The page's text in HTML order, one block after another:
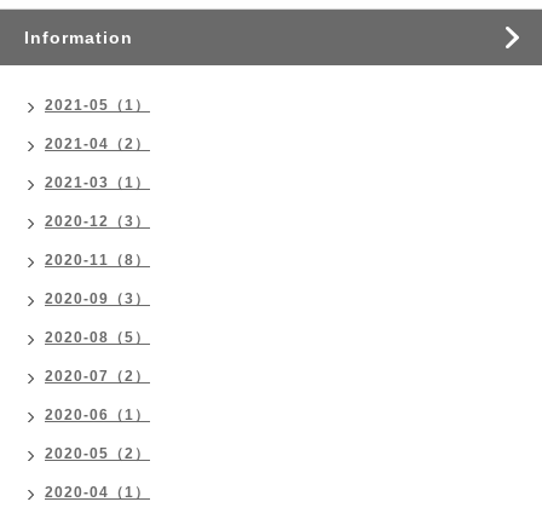
Information
2021-05（1）
2021-04（2）
2021-03（1）
2020-12（3）
2020-11（8）
2020-09（3）
2020-08（5）
2020-07（2）
2020-06（1）
2020-05（2）
2020-04（1）